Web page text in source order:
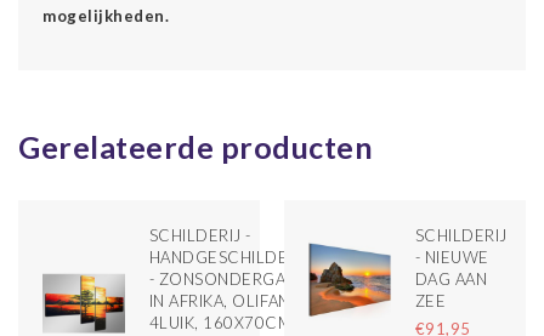
mogelijkheden.
Gerelateerde producten
SCHILDERIJ -
HANDGESCHILDERD
- ZONSONDERGANG
IN AFRIKA, OLIFANT,
4LUIK, 160X70CM,
SCHILDERIJ
- NIEUWE
DAG AAN
ZEE
€91,95